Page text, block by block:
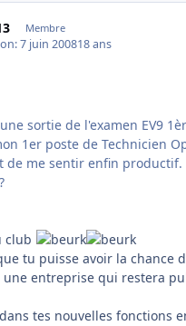
Membre
7 juin 200818 ans
sortie de l'examen EV9
1er poste de Technicien
de me sentir enfin productif.
club
tu puisse avoir la chance
entreprise qui restera
tes nouvelles fonctions